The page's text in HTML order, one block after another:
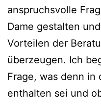
anspruchsvolle
Dame gestalten
Vorteilen der
überzeugen. Ich
Frage, was denn in
enthalten sei und